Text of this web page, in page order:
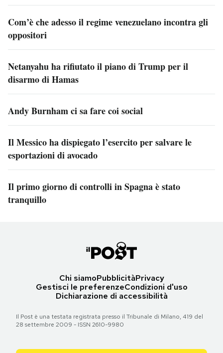
Com’è che adesso il regime venezuelano incontra gli
oppositori
Netanyahu ha rifiutato il piano di Trump per il
disarmo di Hamas
Andy Burnham ci sa fare coi social
Il Messico ha dispiegato l’esercito per salvare le
esportazioni di avocado
Il primo giorno di controlli in Spagna è stato
tranquillo
Chi siamoPubblicitàPrivacy
Gestisci le preferenzeCondizioni d'uso
Dichiarazione di accessibilità
Il Post è una testata registrata presso il Tribunale di Milano, 419 del
28 settembre 2009 - ISSN 2610-9980